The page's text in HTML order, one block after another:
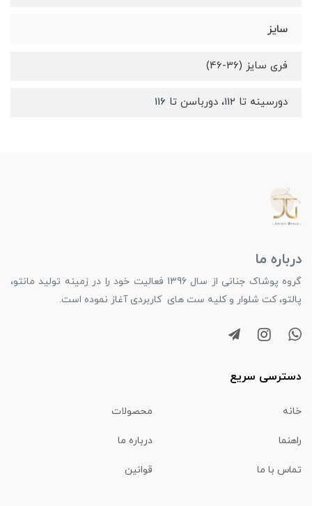
سایز
فری سایز (36-46)
دورسینه تا 112، دورباسن تا 116
درباره ما
گروه پوشاک جنانی از سال 1396 فعالیت خود را در زمینه تولید مانتو،
پالتو، کت شلوار و کلیه ست های کاربردی آغاز نموده است.
دسترسی سریع
خانه محصولات
راهنما درباره ما
تماس با ما قوانین